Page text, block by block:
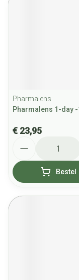
Pharmalens
Pharmalens 1-day -
€ 23,95
Bestel